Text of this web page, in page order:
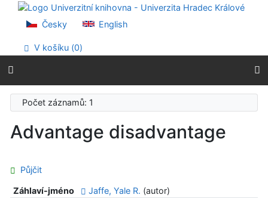
Přejít na obsah
Přejít na menu
Prohlášení o webové přístupnosti
Česky English
V košíku (0)
Počet záznamů: 1
Advantage disadvantage
Půjčit
Záhlaví-jméno Jaffe, Yale R. (autor)